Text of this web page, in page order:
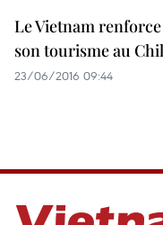
Le Vietnam
son tourisme au
23/06/2016 09:44